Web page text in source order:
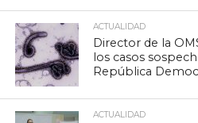
ACTUALIDAD
Director de la
los casos
República
ACTUALIDAD